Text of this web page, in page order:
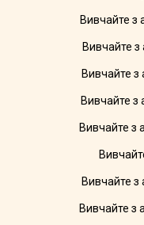
Вивчайте з
Вивчайте з
Вивчайте з
Вивчайте з
Вивчайте з
Вивчайте з
Вивчайте з